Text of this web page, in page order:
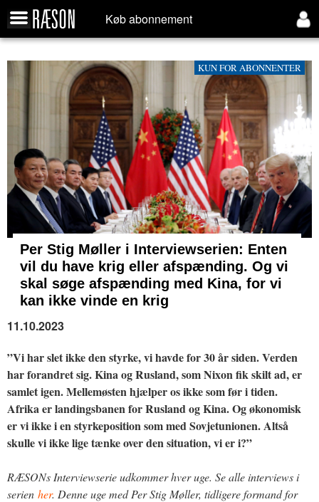
Køb abonnement
KUN FOR ABONNENTER
Per Stig Møller i Interviewserien: Enten
vil du have krig eller afspænding. Og vi
skal søge afspænding med Kina, for vi
kan ikke vinde en krig
11.10.2023
”Vi har slet ikke den styrke, vi havde for 30 år siden. Verden
har forandret sig. Kina og Rusland, som Nixon fik skilt ad, er
samlet igen. Mellemøsten hjælper os ikke som før i tiden.
Afrika er landingsbanen for Rusland og Kina. Og økonomisk
er vi ikke i en styrkeposition som med Sovjetunionen. Altså
skulle vi ikke lige tænke over den situation, vi er i?”
RÆSONs Interviewserie udkommer hver uge. Se alle interviews i
serien her. Denne uge med Per Stig Møller, tidligere formand for